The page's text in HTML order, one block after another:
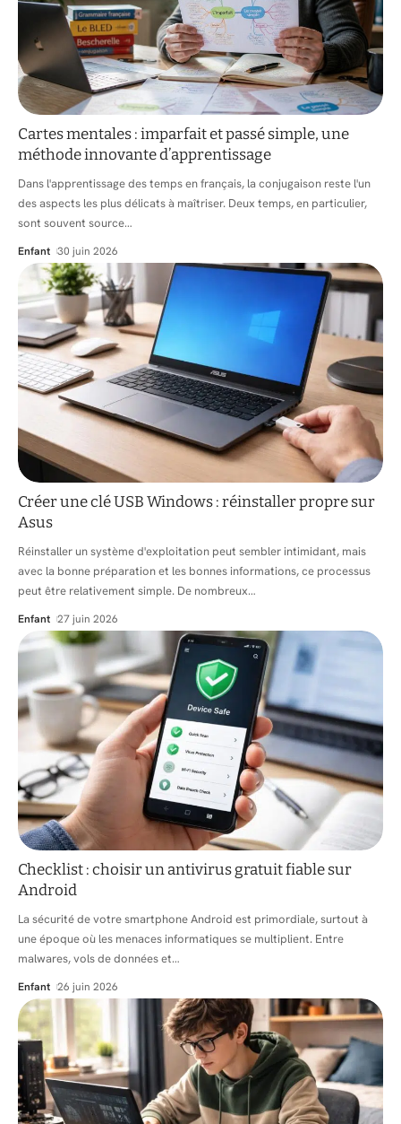
Cartes mentales : imparfait et passé simple, une
méthode innovante d’apprentissage
Dans l'apprentissage des temps en français, la conjugaison reste l'un
des aspects les plus délicats à maîtriser. Deux temps, en particulier,
sont souvent source…
Enfant 30 juin 2026
Créer une clé USB Windows : réinstaller propre sur
Asus
Réinstaller un système d'exploitation peut sembler intimidant, mais
avec la bonne préparation et les bonnes informations, ce processus
peut être relativement simple. De nombreux…
Enfant 27 juin 2026
Checklist : choisir un antivirus gratuit fiable sur
Android
La sécurité de votre smartphone Android est primordiale, surtout à
une époque où les menaces informatiques se multiplient. Entre
malwares, vols de données et…
Enfant 26 juin 2026